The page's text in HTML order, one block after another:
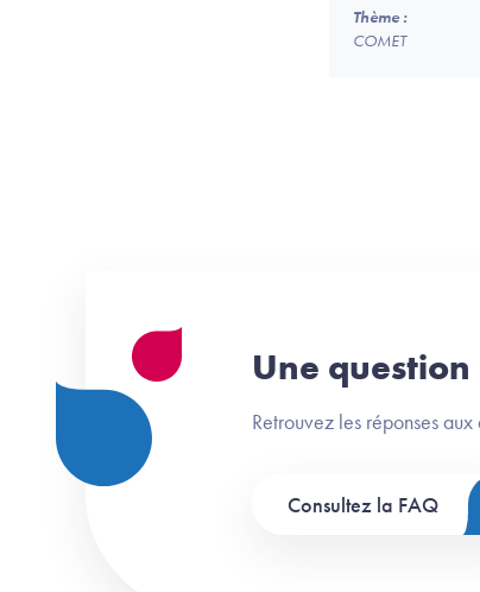
Thème :
COMET
Une question
Retrouvez les réponses
Consultez la FAQ